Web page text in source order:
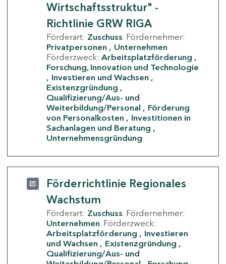
Wirtschaftsstruktur" -
Richtlinie GRW RIGA
Förderart: Zuschuss Fördernehmer:
Privatpersonen
Unternehmen
Förderzweck: Arbeitsplatzförderung
Forschung, Innovation und Technologie
Investieren und Wachsen
Existenzgründung
Qualifizierung/Aus- und
Weiterbildung/Personal
Förderung
von Personalkosten
Investitionen in
Sachanlagen und Beratung
Unternehmensgründung
Förderrichtlinie Regionales
Wachstum
Förderart: Zuschuss Fördernehmer:
Unternehmen Förderzweck:
Arbeitsplatzförderung
Investieren
und Wachsen
Existenzgründung
Qualifizierung/Aus- und